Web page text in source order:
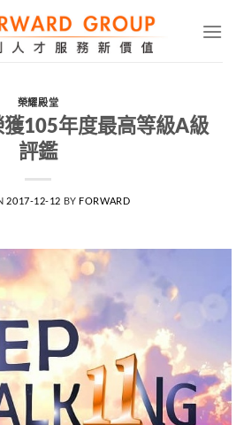
榮耀殿堂
105年度最高等級A級
評鑑
2017-12-12 BY FORWARD